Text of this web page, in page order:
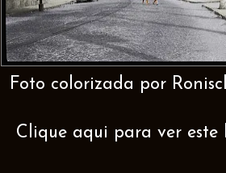
Foto colorizada por
Clique aqui para ver este